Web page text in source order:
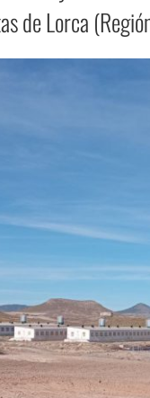
de Lorca